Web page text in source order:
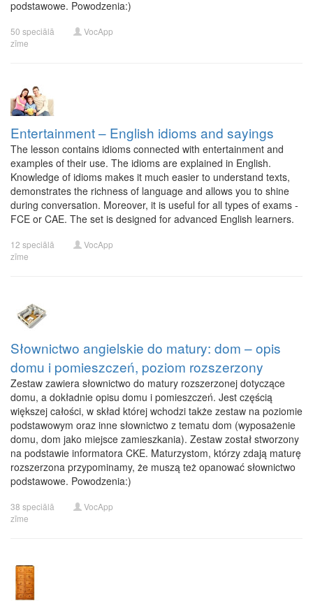
podstawowe. Powodzenia:)
50 speciālā
zīme
VocApp
Entertainment – English idioms and sayings
The lesson contains idioms connected with entertainment and
examples of their use. The idioms are explained in English.
Knowledge of idioms makes it much easier to understand texts,
demonstrates the richness of language and allows you to shine
during conversation. Moreover, it is useful for all types of exams -
FCE or CAE. The set is designed for advanced English learners.
12 speciālā
zīme
VocApp
Słownictwo angielskie do matury: dom – opis
domu i pomieszczeń, poziom rozszerzony
Zestaw zawiera słownictwo do matury rozszerzonej dotyczące
domu, a dokładnie opisu domu i pomieszczeń. Jest częścią
większej całości, w skład której wchodzi także zestaw na poziomie
podstawowym oraz inne słownictwo z tematu dom (wyposażenie
domu, dom jako miejsce zamieszkania). Zestaw został stworzony
na podstawie informatora CKE. Maturzystom, którzy zdają maturę
rozszerzona przypominamy, że muszą też opanować słownictwo
podstawowe. Powodzenia:)
38 speciālā
zīme
VocApp